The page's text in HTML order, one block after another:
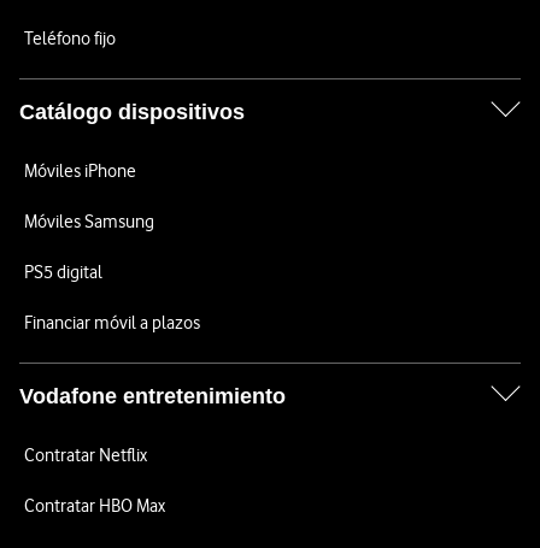
Teléfono fijo
Catálogo dispositivos
Móviles iPhone
Móviles Samsung
PS5 digital
Financiar móvil a plazos
Vodafone entretenimiento
Contratar Netflix
Contratar HBO Max